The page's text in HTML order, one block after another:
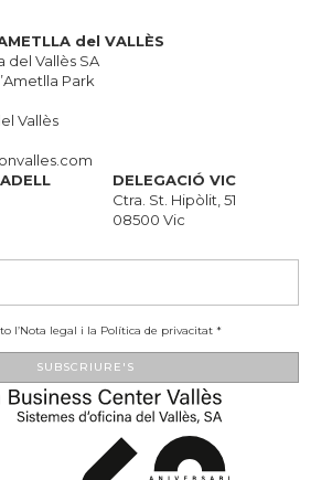
del VALLÈS
del Vallès SA
Park
Vallès
DELEGACIÓ VIC
Ctra. St. Hipòlit, 51
08500 Vic
l’Nota legal i la Política de privacitat *
SUBSCRIURE'S